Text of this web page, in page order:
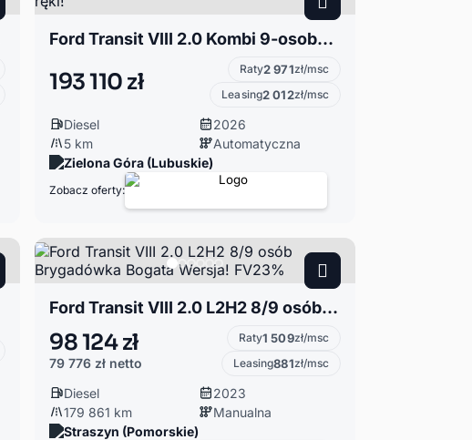
Ford Transit VIII 2.0 Kombi 9-osobowy - od ręki!
193 110 zł Raty2 971zł/msc
Leasing2 012zł/msc
Diesel
2026
5 km
Automatyczna
Zielona Góra (Lubuskie)
Zobacz oferty:
Ford Transit VIII 2.0 L2H2 8/9 osób Brygadówka Bogata Wersja! FV23%
98 124 zł
79 776 zł netto
Raty1 509zł/msc
Leasing881zł/msc
Diesel
2023
179 861 km
Manualna
Straszyn (Pomorskie)